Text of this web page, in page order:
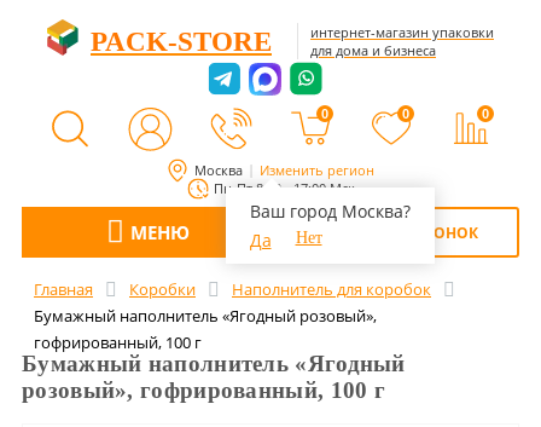
Москва Изменить регион
Ваш город Москва?
Да
Нет
Пн-Пт 8:00 - 17:00 Мск
PACK-STORE
интернет-магазин упаковки
для дома и бизнеса
0 0 0
МЕНЮ ОБРАТНЫЙ ЗВОНОК
Главная Коробки
Наполнитель для коробок
Бумажный наполнитель «Ягодный розовый»,
гофрированный, 100 г
Бумажный наполнитель «Ягодный
розовый», гофрированный, 100 г